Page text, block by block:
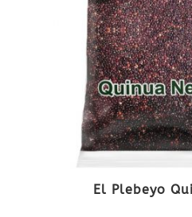
El Plebeyo